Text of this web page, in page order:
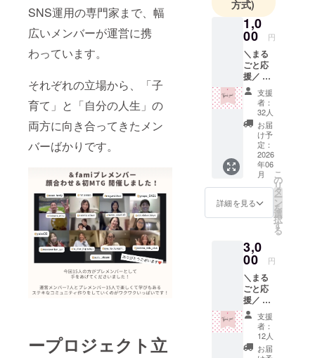
SNS運用の専門家まで、幅
広いメンバーが運営に携
わっています。
それぞれの立場から、「子
育て」と「自分の人生」の
両方に向き合ってきたメン
バーばかりです。
ープロジェクト立
方式)
1,0
00 円
＼まる
ごと応
援／ こ
ちらの
リター
ンでご
支援い
ただい
た方に
は、感
謝の気
持ちを
込めた
メッ
セージ
をお送
す。 こ
のリ
ターン
は「ま
るごと
応援
3,000
円」
「まる
ごと応
支援
者：
32人
お届
け予
定：
2026
年06
月
詳細を見る
こ
の
リ
タ
ー
ン
を
選
択
す
る
3,0
00 円
＼まる
ごと応
援／ こ
ちらの
リター
ンでご
支援い
支援
者：
12人
お届